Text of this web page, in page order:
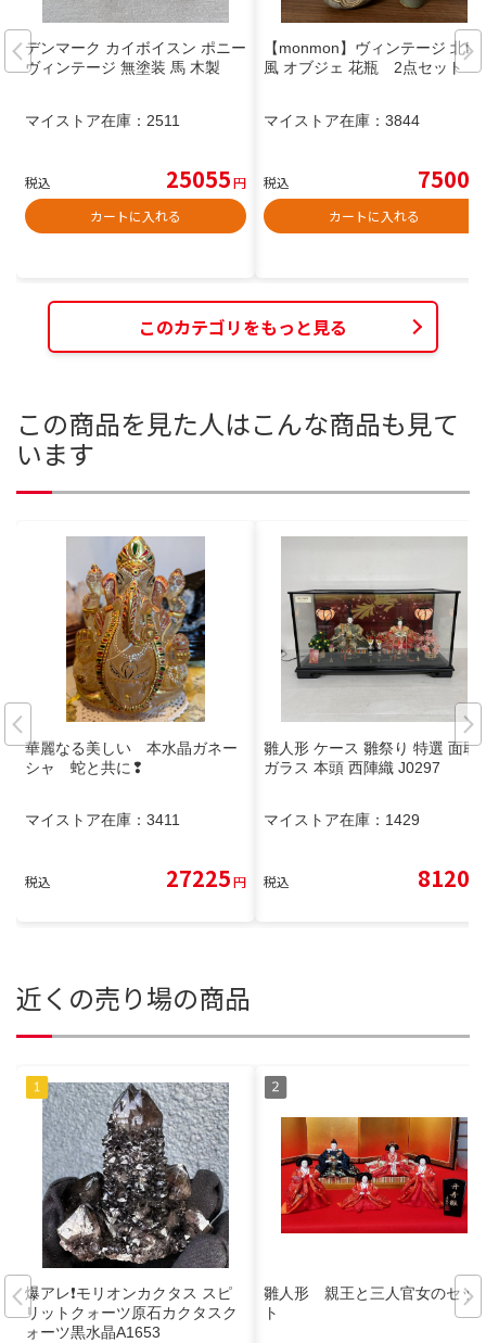
デンマーク カイボイスン ポニー
ヴィンテージ 無塗装 馬 木製
マイストア在庫： 2511
税込 25055円
カートに入れる
【monmon】ヴィンテージ 北欧
風 オブジェ 花瓶 2点セット
マイストア在庫： 3844
税込 7500
カートに入れる
このカテゴリをもっと見る
この商品を見た人はこんな商品も見て
います
華麗なる美しい 本水晶ガネー
シャ 蛇と共に❢
マイストア在庫： 3411
税込 27225円
雛人形 ケース 雛祭り 特選 面取
ガラス 本頭 西陣織 J0297
マイストア在庫： 1429
税込 8120
近くの売り場の商品
爆アレ❗️モリオンカクタス スピ
リットクォーツ原石カクタスク
ォーツ黒水晶A1653
雛人形 親王と三人官女のセッ
ト